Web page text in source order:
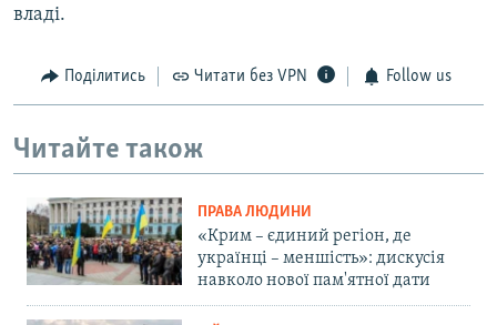
владі.
Поділитись Читати без VPN Follow us
Читайте також
ПРАВА ЛЮДИНИ
«Крим – єдиний регіон, де
українці – меншість»: дискусія
навколо нової пам'ятної дати